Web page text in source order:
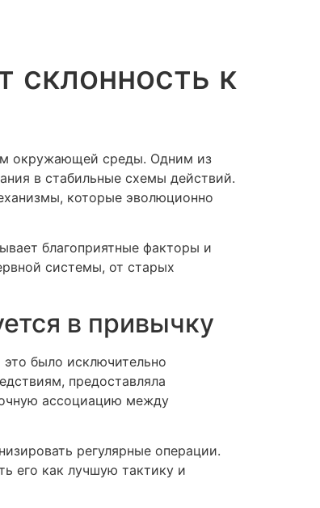
склонность к
окружающей среды. Одним из
в стабильные схемы действий.
которые эволюционно
благоприятные факторы и
системы, от старых
в привычку
было исключительно
предоставляла
ассоциацию между
регулярные операции.
его как лучшую тактику и